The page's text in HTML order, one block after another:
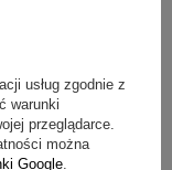
i
i benzynę.
usług zgodnie z
warunki
przeglądarce.
można
Google